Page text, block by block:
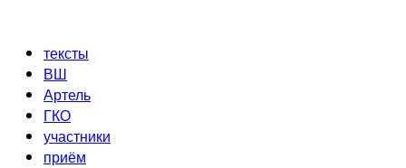
содержимому
тексты
ВШ
Артель
ГКО
участники
приём